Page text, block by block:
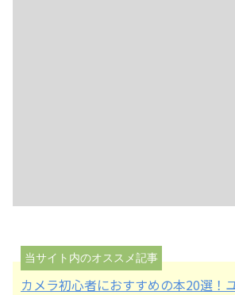
カメラ初心者におすすめの本20選！